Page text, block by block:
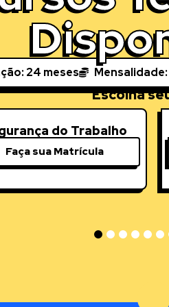
24 meses
Escolha
do Trabalho
Faça sua Matrícula
4 5 6 7 8 9